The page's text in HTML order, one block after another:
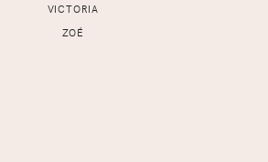
VICTORIA
ZOÉ